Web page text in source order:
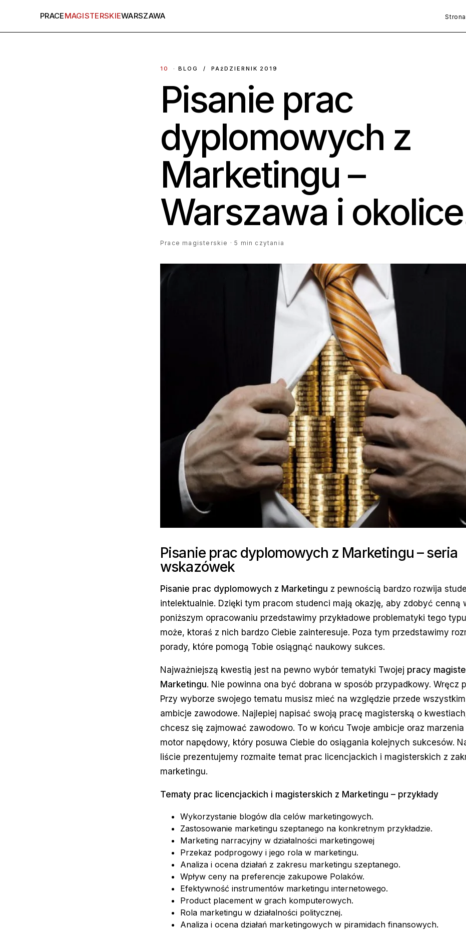
PRACEMAGISTERSKIEWARSZAWA
10 · BLOG / PAźDZIERNIK 2019
Pisanie prac
dyplomowych z
Marketingu –
Warszawa i
Prace magisterskie · 5 min czytania
Pisanie prac dyplomowych z Marketingu – seria
wskazówek
Pisanie prac dyplomowych z Marketingu z pewnością bardzo rozwija
intelektualnie. Dzięki tym pracom studenci mają okazję, aby zdobyć cenną
poniższym opracowaniu przedstawimy przykładowe problematyki tego
może, ktoraś z nich bardzo Ciebie zainteresuje. Poza tym przedstawimy
porady, które pomogą Tobie osiągnąć naukowy sukces.
Najważniejszą kwestią jest na pewno wybór tematyki Twojej pracy
Marketingu. Nie powinna ona być dobrana w sposób przypadkowy. Wręcz
Przy wyborze swojego tematu musisz mieć na względzie przede
ambicje zawodowe. Najlepiej napisać swoją pracę magisterską o
chcesz się zajmować zawodowo. To w końcu Twoje ambicje oraz
motor napędowy, który posuwa Ciebie do osiągania kolejnych sukcesów.
liście prezentujemy rozmaite temat prac licencjackich i magisterskich z
marketingu.
Tematy prac licencjackich i magisterskich z Marketingu – przykłady
Wykorzystanie blogów dla celów marketingowych.
Zastosowanie marketingu szeptanego na konkretnym przykładzie.
Marketing narracyjny w działalności marketingowej
Przekaz podprogowy i jego rola w marketingu.
Analiza i ocena działań z zakresu marketingu szeptanego.
Wpływ ceny na preferencje zakupowe Polaków.
Efektywność instrumentów marketingu internetowego.
Product placement w grach komputerowych.
Rola marketingu w działalności politycznej.
Analiza i ocena działań marketingowych w piramidach finansowych.